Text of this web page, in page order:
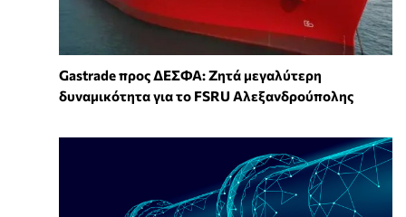
Gastrade προς ΔΕΣΦΑ: Ζητά μεγαλύτερη
δυναμικότητα για το FSRU Αλεξανδρούπολης